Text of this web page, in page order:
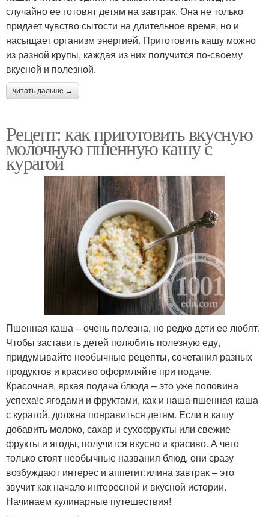
случайно ее готовят детям на завтрак. Она не только
придает чувство сытости на длительное время, но и
насыщает организм энергией. Приготовить кашу можно
из разной крупы, каждая из них получится по-своему
вкусной и полезной.
читать дальше →
Рецепт: как приготовить вкусную
молочную пшенную кашу с
курагой
Пшенная каша – очень полезна, но редко дети ее любят.
Чтобы заставить детей полюбить полезную еду,
придумывайте необычные рецепты, сочетания разных
продуктов и красиво оформляйте при подаче.
Красочная, яркая подача блюда – это уже половина
успеха!с ягодами и фруктами, как и наша пшенная каша
с курагой, должна понравиться детям. Если в кашу
добавить молоко, сахар и сухофрукты или свежие
фрукты и ягоды, получится вкусно и красиво. А чего
только стоят необычные названия блюд, они сразу
возбуждают интерес и аппетит:илина завтрак – это
звучит как начало интересной и вкусной истории.
Начинаем кулинарные путешествия!